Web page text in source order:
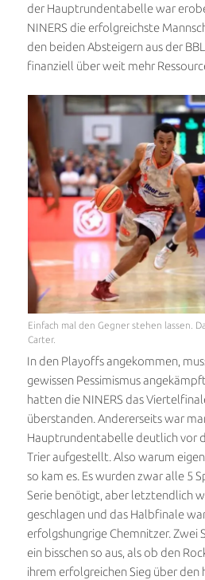
der Hauptrundentabelle war
NINERS die erfolgreichste
den beiden Absteigern aus der
finanziell über weit mehr
Einfach mal den Gegner stehen lassen.
Carter.
In den Playoffs angekommen,
gewissen Pessimismus
hatten die NINERS das
überstanden. Andererseits war
Hauptrundentabelle deutlich vor
Trier aufgestellt. Also warum
so kam es. Es wurden zwar alle 5
Serie benötigt, aber letztendlich
geschlagen und das Halbfinale
erfolgshungrige Chemnitzer. Zwei
ein bisschen so aus, als ob den
ihrem erfolgreichen Sieg über den